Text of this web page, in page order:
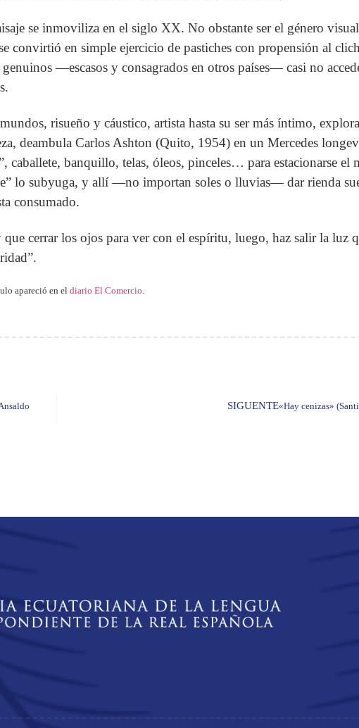
se inmoviliza en el siglo XX. No obstante ser el género
convirtió en simple ejercicio de pastiches con propensión al
genuinos —escasos y consagrados en otros países— casi no
risueño y cáustico, artista hasta su ser más íntimo,
deambula Carlos Ashton (Quito, 1954) en un Mercedes
caballete, banquillo, telas, óleos, pinceles… para estacionarse el
lo subyuga, y allí —no importan soles o lluvias— dar rienda
consumado.
que cerrar los ojos para ver con el espíritu, luego, haz salir la luz
apareció en eldiario El Comercio.
SIGUENTE«Hay cenizas»